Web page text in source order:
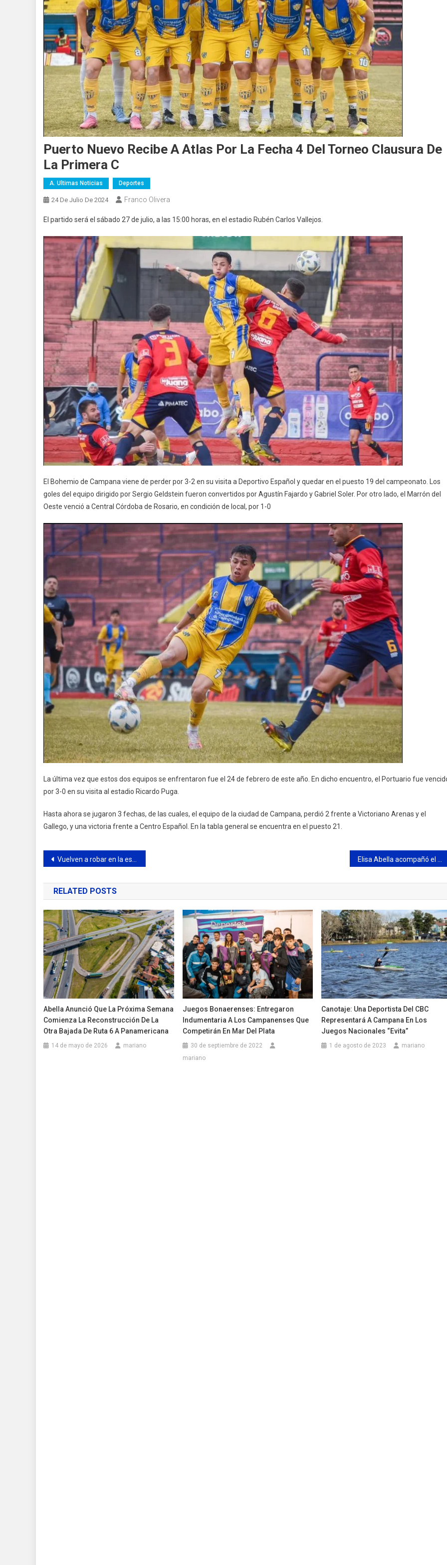
Puerto Nuevo Recibe A Atlas Por La Fecha 4 Del Torneo Clausura De
La Primera C
A. Ultimas Noticias Deportes
24 De Julio De 2024 Franco Olivera
El partido será el sábado 27 de julio, a las 15:00 horas, en el estadio Rubén Carlos Vallejos.
El Bohemio de Campana viene de perder por 3-2 en su visita a Deportivo Español y quedar en el puesto 19 del campeonato. Los
goles del equipo dirigido por Sergio Geldstein fueron convertidos por Agustín Fajardo y Gabriel Soler. Por otro lado, el Marrón del
Oeste venció a Central Córdoba de Rosario, en condición de local, por 1-0
La última vez que estos dos equipos se enfrentaron fue el 24 de febrero de este año. En dicho encuentro, el Portuario fue
por 3-0 en su visita al estadio Ricardo Puga.
Hasta ahora se jugaron 3 fechas, de las cuales, el equipo de la ciudad de Campana, perdió 2 frente a Victoriano Arenas y el
Gallego, y una victoria frente a Centro Español. En la tabla general se encuentra en el puesto 21.
Navegación
de
entradas
Vuelven a robar en la estación transformadora Los Cardales
RELATED POSTS
Abella Anunció Que La Próxima Semana
Comienza La Reconstrucción De La
Otra Bajada De Ruta 6 A Panamericana
14 de mayo de 2026 mariano
Juegos Bonaerenses: Entregaron
Indumentaria A Los Campanenses Que
Competirán En Mar Del Plata
30 de septiembre de 2022
mariano
Canotaje: Una Deportista Del CBC
Representará A Campana En Los
Juegos Nacionales “Evita”
1 de agosto de 2023 mariano